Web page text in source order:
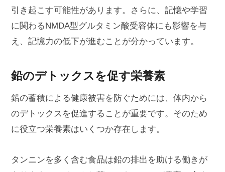
引き起こす可能性があります。さらに、記憶や学習
に関わるNMDA型グルタミン酸受容体にも影響を与
え、記憶力の低下が進むことが分かっています。
鉛のデトックスを促す栄養素
鉛の蓄積による健康被害を防ぐためには、体内から
のデトックスを促進することが重要です。そのため
に役立つ栄養素はいくつか存在します。
タンニンを多く含む食品は鉛の排出を助ける働きが